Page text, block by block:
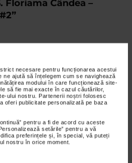
necesare pentru funcționarea acestui
ajută să înțelegem cum se navighează
modului în care funcționează site-
să fie mai exacte în cazul căutărilor,
ului nostru. Partenerii noștri folosesc
oferi publicitate personalizată pe baza
pentru a fi de acord cu aceste
setările” pentru a vă
preferințele și, în special, vă puteți
nostru în orice moment.
Floriama Cândea –